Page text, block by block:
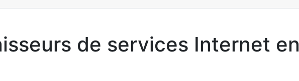
de services Internet en